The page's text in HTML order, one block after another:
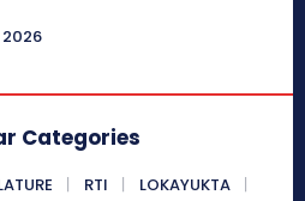
Categories
RTI
LOKAYUKTA